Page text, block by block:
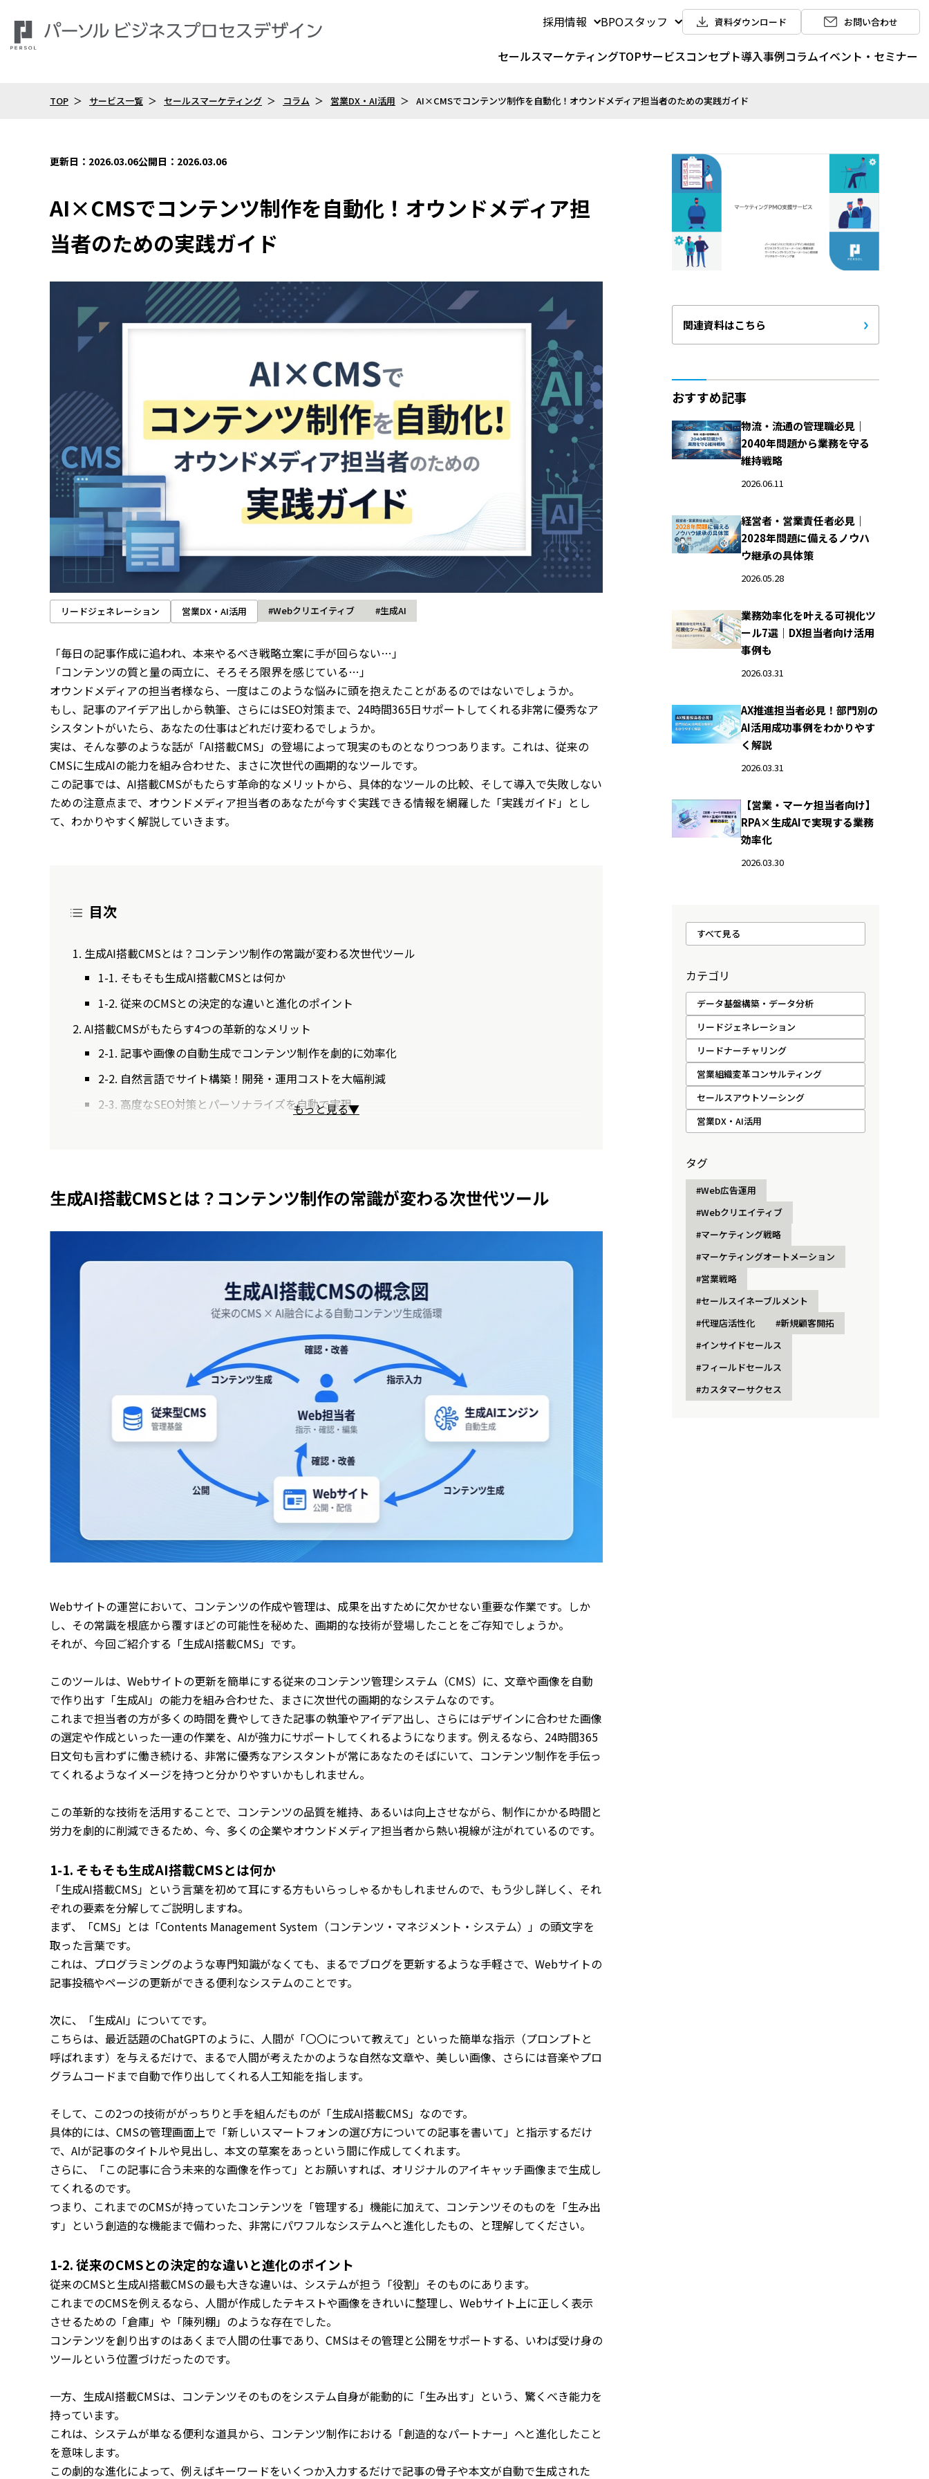
採用情報 BPOスタッフ 資料ダウンロード お問い合わせ
セールスマーケティングTOPサービスコンセプト導入事例コラムイベント・セミナー
TOP サービス一覧 セールスマーケティング コラム 営業DX・AI活用 AI×CMSでコンテンツ制作を自動化！オウンドメディア担当者のための実践ガイド
更新日：2026.03.06公開日：2026.03.06
AI×CMSでコンテンツ制作を自動化！オウンドメディア担
当者のための実践ガイド
リードジェネレーション 営業DX・AI活用 #Webクリエイティブ #生成AI
「毎日の記事作成に追われ、本来やるべき戦略立案に手が回らない…」
「コンテンツの質と量の両立に、そろそろ限界を感じている…」
オウンドメディアの担当者様なら、一度はこのような悩みに頭を抱えたことがあるのではないでしょうか。
もし、記事のアイデア出しから執筆、さらにはSEO対策まで、24時間365日サポートしてくれる非常に優秀なア
シスタントがいたら、あなたの仕事はどれだけ変わるでしょうか。
実は、そんな夢のような話が「AI搭載CMS」の登場によって現実のものとなりつつあります。これは、従来の
CMSに生成AIの能力を組み合わせた、まさに次世代の画期的なツールです。
この記事では、AI搭載CMSがもたらす革命的なメリットから、具体的なツールの比較、そして導入で失敗しない
ための注意点まで、オウンドメディア担当者のあなたが今すぐ実践できる情報を網羅した「実践ガイド」とし
て、わかりやすく解説していきます。
目次
生成AI搭載CMSとは？コンテンツ制作の常識が変わる次世代ツール
1-1. そもそも生成AI搭載CMSとは何か
1-2. 従来のCMSとの決定的な違いと進化のポイント
AI搭載CMSがもたらす4つの革新的なメリット
2-1. 記事や画像の自動生成でコンテンツ制作を劇的に効率化
2-2. 自然言語でサイト構築！開発・運用コストを大幅削減
2-3. 高度なSEO対策とパーソナライズを自動で実現
もっと見る▼
生成AI搭載CMSとは？コンテンツ制作の常識が変わる次世代ツール
Webサイトの運営において、コンテンツの作成や管理は、成果を出すために欠かせない重要な作業です。 しか
し、その常識を根底から覆すほどの可能性を秘めた、画期的な技術が登場したことをご存知でしょうか。
それが、今回ご紹介する「生成AI搭載CMS」です。
このツールは、Webサイトの更新を簡単にする従来のコンテンツ管理システム（CMS）に、文章や画像を自動
で作り出す「生成AI」の能力を組み合わせた、まさに次世代の画期的なシステムなのです。
これまで担当者の方が多くの時間を費やしてきた記事の執筆やアイデア出し、さらにはデザインに合わせた画像
の選定や作成といった一連の作業を、AIが強力にサポートしてくれるようになります。 例えるなら、24時間365
日文句も言わずに働き続ける、非常に優秀なアシスタントが常にあなたのそばにいて、コンテンツ制作を手伝っ
てくれるようなイメージを持つと分かりやすいかもしれません。
この革新的な技術を活用することで、コンテンツの品質を維持、あるいは向上させながら、制作にかかる時間と
労力を劇的に削減できるため、今、多くの企業やオウンドメディア担当者から熱い視線が注がれているのです。
1-1. そもそも生成AI搭載CMSとは何か
「生成AI搭載CMS」という言葉を初めて耳にする方もいらっしゃるかもしれませんので、もう少し詳しく、それ
ぞれの要素を分解してご説明しますね。
まず、「CMS」とは「Contents Management System（コンテンツ・マネジメント・システム）」の頭文字を
取った言葉です。
これは、プログラミングのような専門知識がなくても、まるでブログを更新するような手軽さで、Webサイトの
記事投稿やページの更新ができる便利なシステムのことです。
次に、「生成AI」についてです。
こちらは、最近話題のChatGPTのように、人間が「〇〇について教えて」といった簡単な指示（プロンプトと
呼ばれます）を与えるだけで、まるで人間が考えたかのような自然な文章や、美しい画像、さらには音楽やプロ
グラムコードまで自動で作り出してくれる人工知能を指します。
そして、この2つの技術ががっちりと手を組んだものが「生成AI搭載CMS」なのです。
具体的には、CMSの管理画面上で「新しいスマートフォンの選び方についての記事を書いて」と指示するだけ
で、AIが記事のタイトルや見出し、本文の草案をあっという間に作成してくれます。
さらに、「この記事に合う未来的な画像を作って」とお願いすれば、オリジナルのアイキャッチ画像まで生成し
てくれるのです。
つまり、これまでのCMSが持っていたコンテンツを「管理する」機能に加えて、コンテンツそのものを「生み出
す」という創造的な機能まで備わった、非常にパワフルなシステムへと進化したもの、と理解してください。
1-2. 従来のCMSとの決定的な違いと進化のポイント
従来のCMSと生成AI搭載CMSの最も大きな違いは、システムが担う「役割」そのものにあります。
これまでのCMSを例えるなら、人間が作成したテキストや画像をきれいに整理し、Webサイト上に正しく表示
させるための「倉庫」や「陳列棚」のような存在でした。
コンテンツを創り出すのはあくまで人間の仕事であり、CMSはその管理と公開をサポートする、いわば受け身の
ツールという位置づけだったのです。
一方、生成AI搭載CMSは、コンテンツそのものをシステム自身が能動的に「生み出す」という、驚くべき能力を
持っています。
これは、システムが単なる便利な道具から、コンテンツ制作における「創造的なパートナー」へと進化したこと
を意味します。
この劇的な進化によって、例えばキーワードをいくつか入力するだけで記事の骨子や本文が自動で生成された
関連資料はこちら
おすすめ記事
物流・流通の管理職必見｜
2040年問題から業務を守る
維持戦略
2026.06.11
経営者・営業責任者必見｜
2028年問題に備えるノウハ
ウ継承の具体策
2026.05.28
業務効率化を叶える可視化ツ
ール7選｜DX担当者向け活用
事例も
2026.03.31
AX推進担当者必見！部門別の
AI活用成功事例をわかりやす
く解説
2026.03.31
【営業・マーケ担当者向け】
RPA×生成AIで実現する業務
効率化
2026.03.30
すべて見る
カテゴリ
データ基盤構築・データ分析
リードジェネレーション
リードナーチャリング
営業組織変革コンサルティング
セールスアウトソーシング
営業DX・AI活用
タグ
#Web広告運用
#Webクリエイティブ
#マーケティング戦略
#マーケティングオートメーション
#営業戦略
#セールスイネーブルメント
#代理店活性化
#新規顧客開拓
#インサイドセールス
#フィールドセールス
#カスタマーサクセス